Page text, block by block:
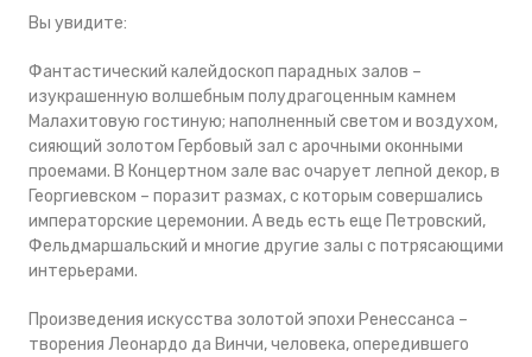
Вы увидите:
Фантастический калейдоскоп парадных залов –
изукрашенную волшебным полудрагоценным камнем
Малахитовую гостиную; наполненный светом и воздухом,
сияющий золотом Гербовый зал с арочными оконными
проемами. В Концертном зале вас очарует лепной декор, в
Георгиевском – поразит размах, с которым совершались
императорские церемонии. А ведь есть еще Петровский,
Фельдмаршальский и многие другие залы с потрясающими
интерьерами.
Произведения искусства золотой эпохи Ренессанса –
творения Леонардо да Винчи, человека, опередившего